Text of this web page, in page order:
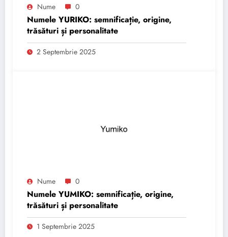
Nume 0
Numele YURIKO: semnificație, origine,
trăsături și personalitate
2 Septembrie 2025
Nume 0
Numele YUMIKO: semnificație, origine,
trăsături și personalitate
1 Septembrie 2025